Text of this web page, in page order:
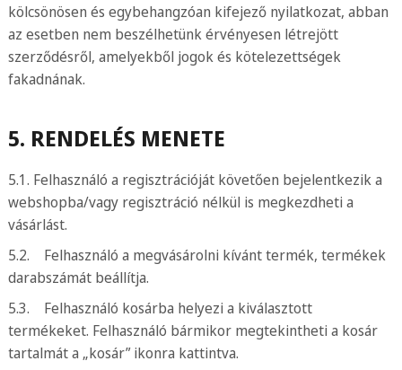
kölcsönösen és egybehangzóan kifejező nyilatkozat, abban
az esetben nem beszélhetünk érvényesen létrejött
szerződésről, amelyekből jogok és kötelezettségek
fakadnának.
5. RENDELÉS MENETE
5.1. Felhasználó a regisztrációját követően bejelentkezik a
webshopba/vagy regisztráció nélkül is megkezdheti a
vásárlást.
5.2. Felhasználó a megvásárolni kívánt termék, termékek
darabszámát beállítja.
5.3. Felhasználó kosárba helyezi a kiválasztott
termékeket. Felhasználó bármikor megtekintheti a kosár
tartalmát a „kosár” ikonra kattintva.